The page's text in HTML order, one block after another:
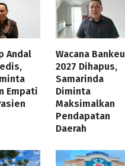
Andal
Empati
Wacana Bankeu
2027 Dihapus,
Samarinda
Diminta
Maksimalkan
Pendapatan
Daerah